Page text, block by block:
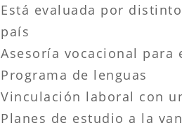
Está evaluada por
país
Asesoría vocacional para
Programa de lenguas
Vinculación laboral con
Planes de estudio a la